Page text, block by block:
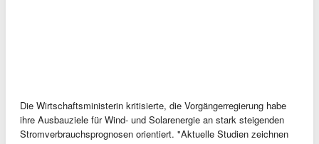
Die Wirtschaftsministerin kritisierte, die Vorgängerregierung habe
ihre Ausbauziele für Wind- und Solarenergie an stark steigenden
Stromverbrauchsprognosen orientiert. "Aktuelle Studien zeichnen